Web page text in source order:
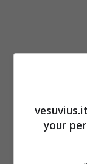
your